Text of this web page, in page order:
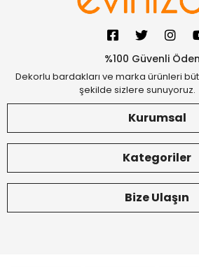
%100 Güvenli
Dekorlu bardakları ve marka ürünleri
şekilde sizlere sunuyoruz.
Kurumsal
Kategoriler
Bize Ulaşın